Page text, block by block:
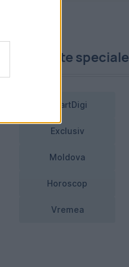
Proiecte speciale
SmartDigi
Exclusiv
Moldova
Horoscop
Vremea